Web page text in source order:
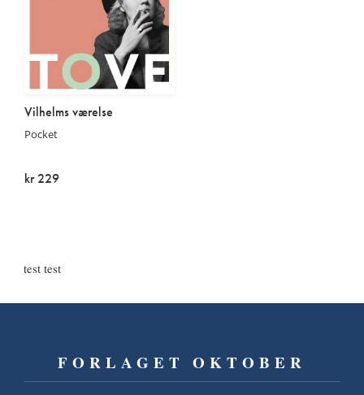
Vilhelms værelse
Pocket
kr 229
test test
FORLAGET OKTOBER